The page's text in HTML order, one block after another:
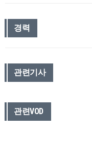
경력
관련기사
관련VOD